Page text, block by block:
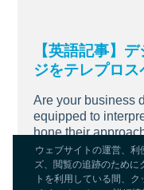
ウェブサイトの運営、利
ズ、閲覧の追跡のために
トを利用している間、
【英語記事】
ジをテレプロ
Are your business
equipped to
hone their